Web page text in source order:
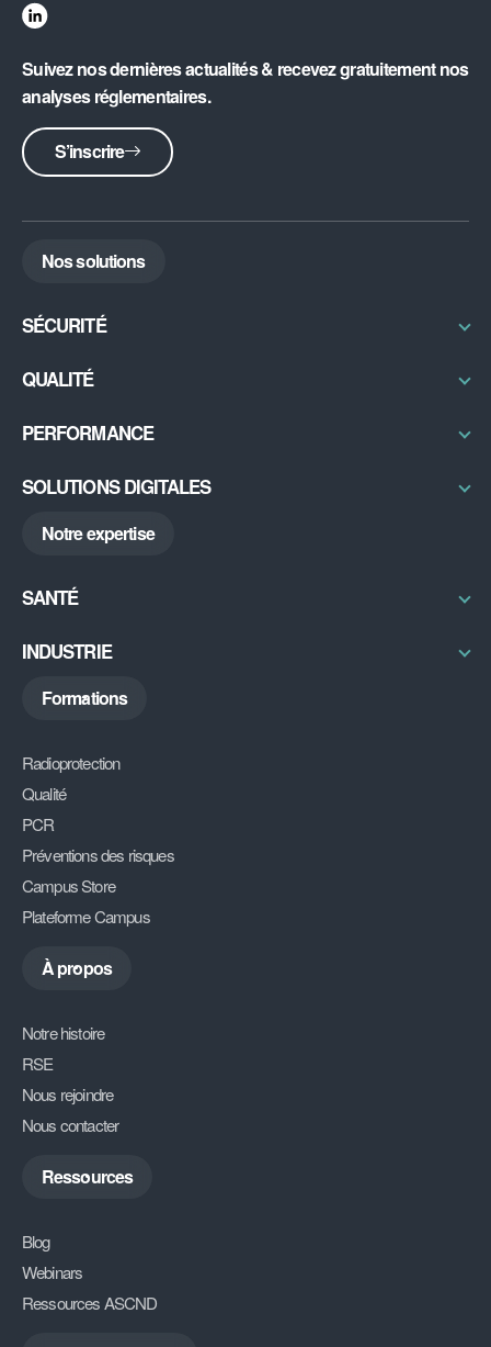
Suivez nos dernières actualités & recevez gratuitement nos
analyses réglementaires.
S’inscrire
Nos solutions
SÉCURITÉ
Radioprotection & Contrôles
Sécurité IRM
Radon
QUALITÉ
Certifications / Labellisation
PERFORMANCE
Excellence Opérationnelle
SOLUTIONS DIGITALES
ABGX
DiAG
Notre expertise
SANTÉ
Découvrir
INDUSTRIE
Découvrir
Formations
Radioprotection
Qualité
PCR
Préventions des risques
Campus Store
Plateforme Campus
À propos
Notre histoire
RSE
Nous rejoindre
Nous contacter
Ressources
Blog
Webinars
Ressources ASCND